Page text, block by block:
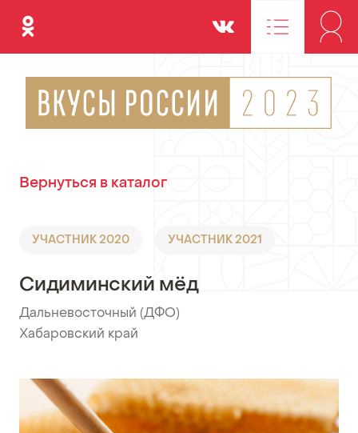
Одноклассники Вконтакте
Вернуться в каталог
УЧАСТНИК 2020 УЧАСТНИК 2021
Сидиминский мёд
Дальневосточный (ДФО)
•Хабаровский край